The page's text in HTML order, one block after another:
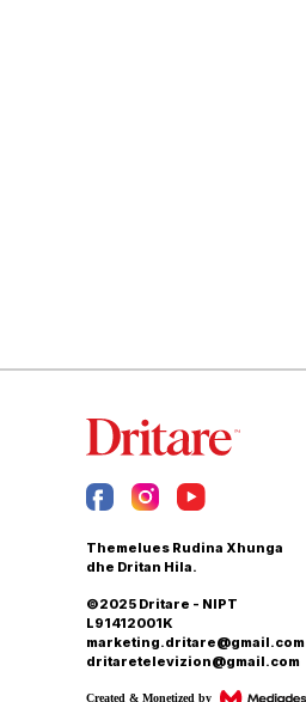
Themelues Rudina Xhunga
dhe Dritan Hila.
©2025 Dritare - NIPT
L91412001K
marketing.dritare@gmail.com
dritaretelevizion@gmail.com
Created & Monetized by